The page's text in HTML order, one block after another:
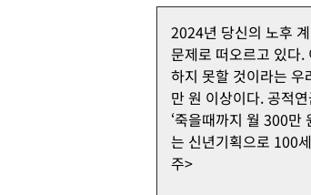
2024년 당신의 노후
문제로 떠오르고 있다.
하지 못할 것이라는
만 원 이상이다. 공적
‘죽을때까지 월 300만
는 신년기획으로 100
주>